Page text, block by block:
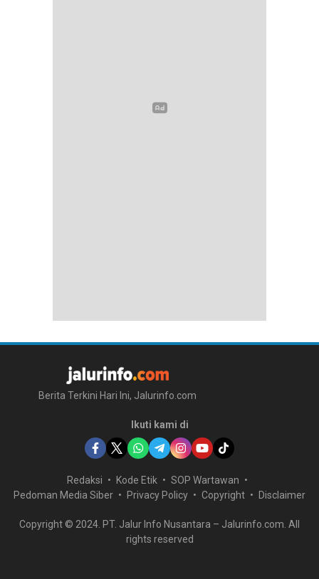
Berita Terkini Hari Ini, Jalurinfo.com
Ikuti kami di
Redaksi Kode Etik
SOP Wartawan
Pedoman Media Siber
Privacy Policy Copyright Disclaimer
Copyright © 2024. PT. Jalur Info Nusantara – Jalurinfo.com. All
rights reserved